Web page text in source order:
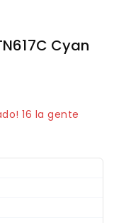
Cyan
últimos 8 horas
16 la gente